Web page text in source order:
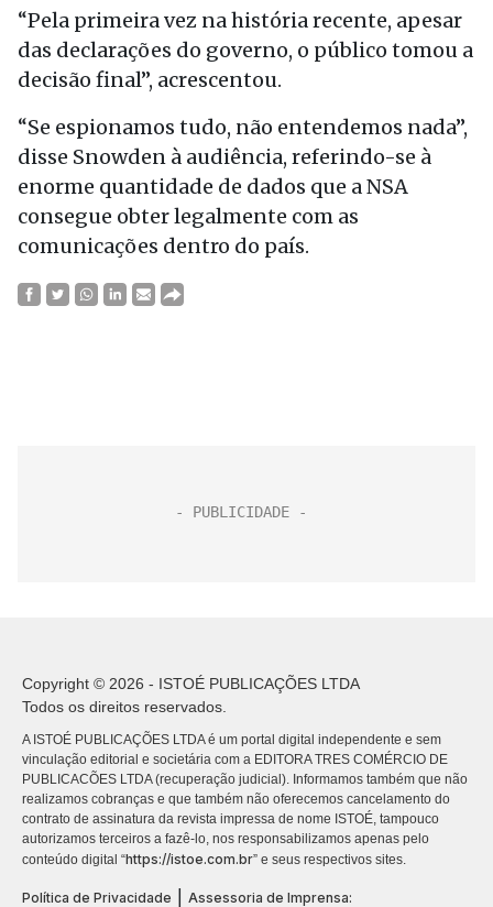
“Pela primeira vez na história recente, apesar
das declarações do governo, o público tomou a
decisão final”, acrescentou.
“Se espionamos tudo, não entendemos nada”,
disse Snowden à audiência, referindo-se à
enorme quantidade de dados que a NSA
consegue obter legalmente com as
comunicações dentro do país.
Copyright © 2026 - ISTOÉ PUBLICAÇÕES LTDA
Todos os direitos reservados.
A ISTOÉ PUBLICAÇÕES LTDA é um portal digital independente e sem
vinculação editorial e societária com a EDITORA TRES COMÉRCIO DE
PUBLICACÕES LTDA (recuperação judicial). Informamos também que não
realizamos cobranças e que também não oferecemos cancelamento do
contrato de assinatura da revista impressa de nome ISTOÉ, tampouco
autorizamos terceiros a fazê-lo, nos responsabilizamos apenas pelo
conteúdo digital “https://istoe.com.br” e seus respectivos sites.
Política de Privacidade Assessoria de Imprensa: